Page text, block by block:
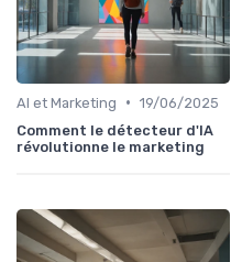
AI et Marketing • 19/06/2025
Comment le détecteur d'IA
révolutionne le marketing